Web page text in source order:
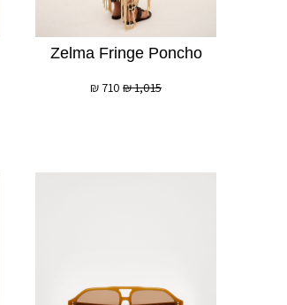
Zelma Fringe Poncho
1,015
₪
710
₪